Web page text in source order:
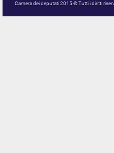
Camera dei deputati 2015 © Tutti i diritti